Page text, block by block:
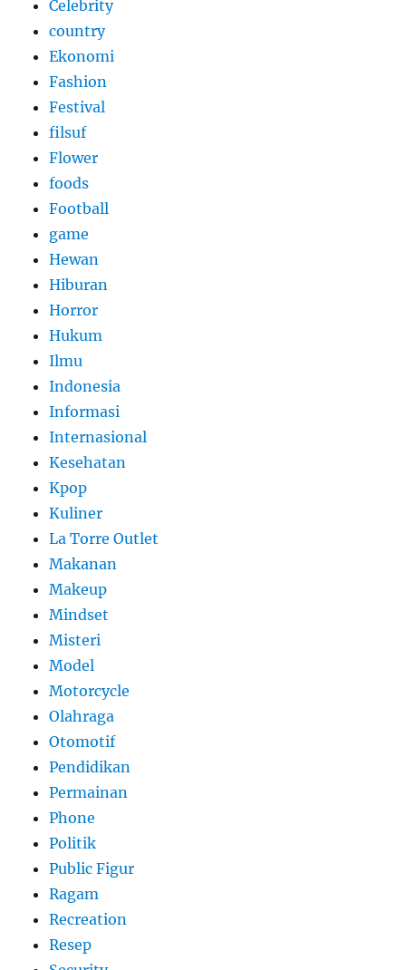
Celebrity
country
Ekonomi
Fashion
Festival
filsuf
Flower
foods
Football
game
Hewan
Hiburan
Horror
Hukum
Ilmu
Indonesia
Informasi
Internasional
Kesehatan
Kpop
Kuliner
La Torre Outlet
Makanan
Makeup
Mindset
Misteri
Model
Motorcycle
Olahraga
Otomotif
Pendidikan
Permainan
Phone
Politik
Public Figur
Ragam
Recreation
Resep